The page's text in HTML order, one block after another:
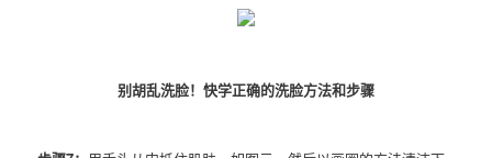
别胡乱洗脸！快学正确的洗脸方法和步骤